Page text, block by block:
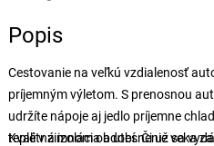
Popis
Cestovanie na veľkú vzdialenosť
príjemným výletom. S prenosnou
udržíte nápoje aj jedlo príjemne
teplé v zimnom období. Či už sa
Kvalitná izolácia a utesnenie veka